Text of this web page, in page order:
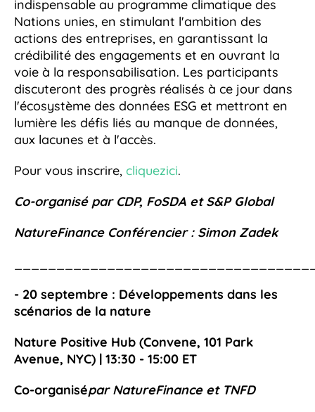
indispensable au programme climatique des
Nations unies, en stimulant l'ambition des
actions des entreprises, en garantissant la
crédibilité des engagements et en ouvrant la
voie à la responsabilisation. Les participants
discuteront des progrès réalisés à ce jour dans
l'écosystème des données ESG et mettront en
lumière les défis liés au manque de données,
aux lacunes et à l'accès.
Pour vous inscrire, cliquezici.
Co-organisé par CDP, FoSDA et S&P Global
NatureFinance Conférencier : Simon Zadek
- 20 septembre : Développements dans les
scénarios de la nature
Nature Positive Hub (Convene, 101 Park
Avenue, NYC) | 13:30 - 15:00 ET
Co-organisépar NatureFinance et TNFD